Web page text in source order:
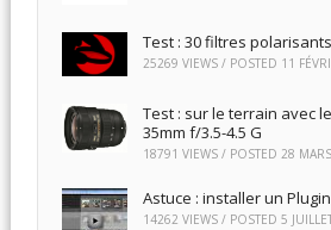
Test : 30 filtres
25269 VIEWS / POSTED 11
Test : sur le terrain avec
35mm f/3.5-4.5 G
18791 VIEWS / POSTED 28
Astuce : installer un
14262 VIEWS / POSTED 5